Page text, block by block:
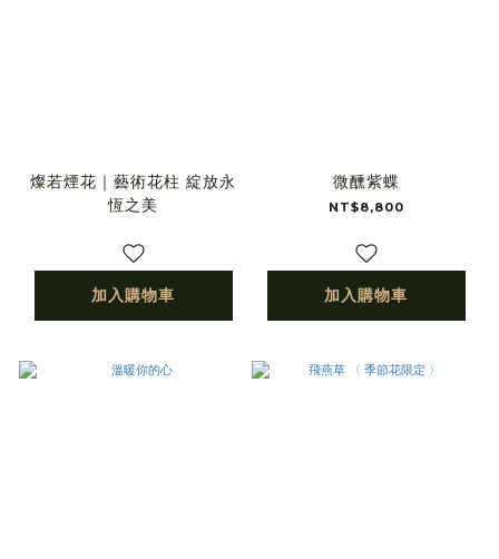
燦若煙花｜藝術花柱 綻放永
恆之美
加入購物車
微醺紫蝶
NT$8,800
加入購物車